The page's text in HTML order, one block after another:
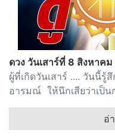
ดวง วันเสาร์ที่ 8 สิงหาค
ผู้ที่เกิดวันเสาร์ .... วันนี้รู้
อารมณ์ ให้นึกเสียว่าเป็น
อ่